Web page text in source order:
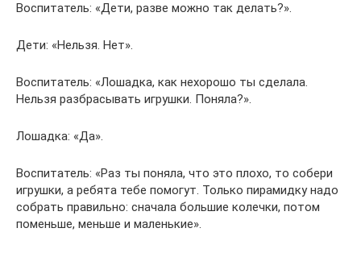
Воспитатель: «Дети, разве можно так делать?».
Дети: «Нельзя. Нет».
Воспитатель: «Лошадка, как нехорошо ты сделала.
Нельзя разбрасывать игрушки. Поняла?».
Лошадка: «Да».
Воспитатель: «Раз ты поняла, что это плохо, то собери
игрушки, а ребята тебе помогут. Только пирамидку надо
собрать правильно: сначала большие колечки, потом
поменьше, меньше и маленькие».